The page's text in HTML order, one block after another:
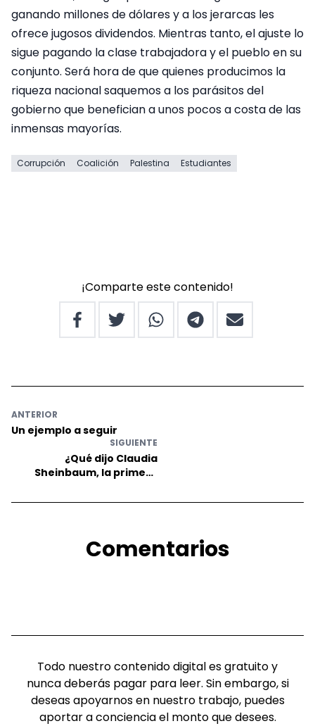
ganando millones de dólares y a los jerarcas les
ofrece jugosos dividendos. Mientras tanto, el ajuste lo
sigue pagando la clase trabajadora y el pueblo en su
conjunto. Será hora de que quienes producimos la
riqueza nacional saquemos a los parásitos del
gobierno que benefician a unos pocos a costa de las
inmensas mayorías.
Corrupción Coalición Palestina Estudiantes
¡Comparte este contenido!
ANTERIOR
Un ejemplo a seguir
SIGUIENTE
¿Qué dijo Claudia
Sheinbaum, la primera
México, tras ganar las
Comentarios
Todo nuestro contenido digital es gratuito y
nunca deberás pagar para leer. Sin embargo, si
deseas apoyarnos en nuestro trabajo, puedes
aportar a conciencia el monto que desees.